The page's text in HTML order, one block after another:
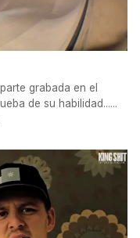
grabada en el
de su habilidad......